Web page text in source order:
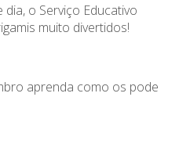
o Serviço Educativo
muito divertidos!
aprenda como os pode